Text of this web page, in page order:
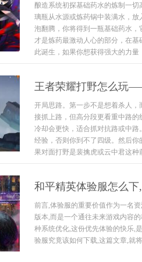
酿造系统初探基础药水的炼制一
璃瓶从水源或炼药锅中装满水，
泡翻腾，你将得到一瓶基础药水
才是炼药最激动人心的部分，在
此诞生，如果你想获得强大的力量
王者荣耀打野怎么玩
开局思路。第一步不是想着杀人
接抓上路，但高分段更看重中路
冷却会更快，适合抓对抗路或中
经验，否则你到不了四级。然后
果对面打野是裴擒虎或云中君这种
和平精英体验服怎么
前言,体验服的重要价值作为一名
版本,而是一个通往未来游戏内容
种系统优化,这份优先体验的快乐,
验服究竟该如何下载,这篇文章,就